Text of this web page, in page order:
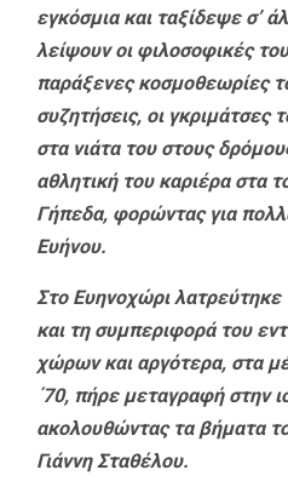
εγκόσμια και ταξίδεψε σ’
λείψουν οι φιλοσοφικές
παράξενες κοσμοθεωρίες
συζητήσεις, οι γκριμάτσες
στα νιάτα του στους
αθλητική του καριέρα στα
Γήπεδα, φορώντας για
Ευήνου.
Στο Ευηνοχώρι λατρεύτηκε
και τη συμπεριφορά του
χώρων και αργότερα, στα
΄70, πήρε μεταγραφή στην
ακολουθώντας τα βήματα
Γιάννη Σταθέλου.